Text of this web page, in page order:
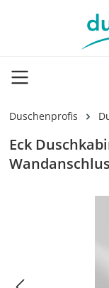
Zum Hauptinhalt
Duschenprofis
Eck
Bildergalerie